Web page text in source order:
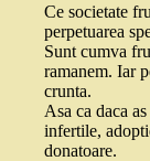
Ce societate
perpetuarea
Sunt cumva
ramanem. Iar
crunta.
Asa ca daca
infertile,
donatoare.